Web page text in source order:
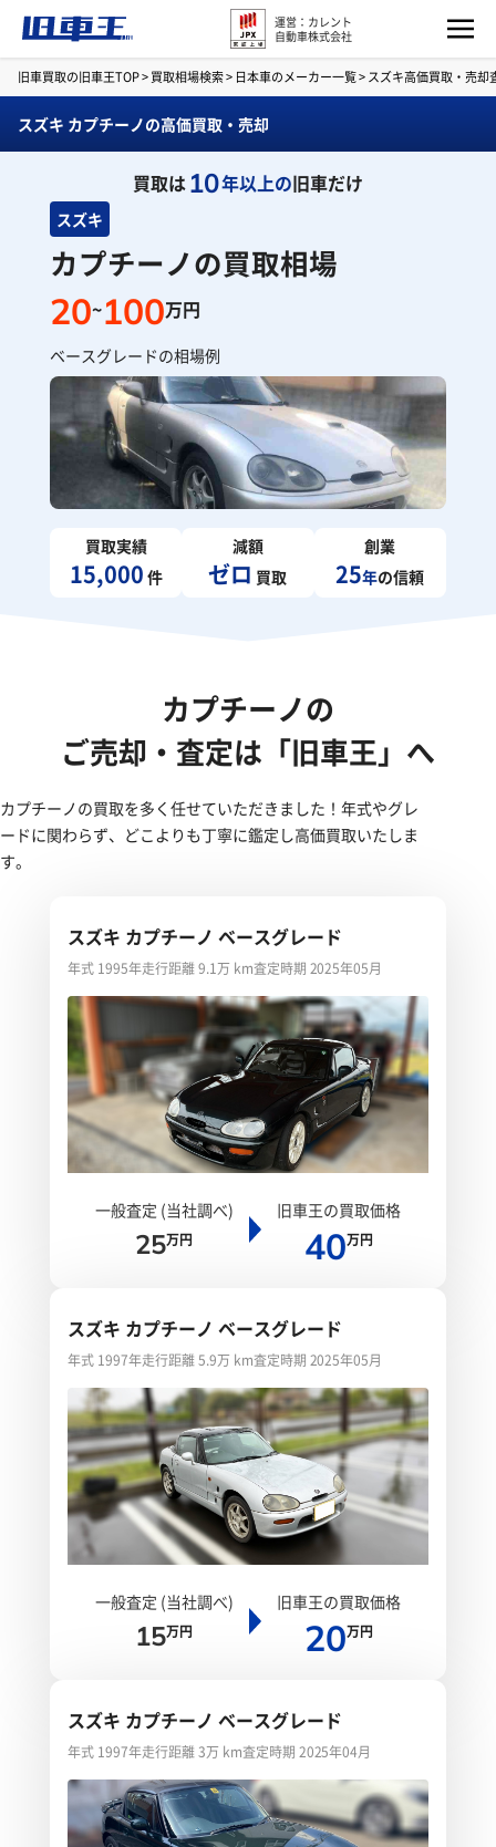
運営：カレント
自動車株式会社
旧車買取の旧車王TOP>買取相場検索> 日本車のメーカー一覧> スズキ高価買取・売却
スズキ カプチーノの高価買取・売却
買取は10年以上の旧車だけ
スズキ
カプチーノの買取相場
20~100万円
ベースグレードの相場例
買取実績
15,000 件
減額
ゼロ 買取
創業
25年の信頼
カプチーノの
ご売却・査定は「旧車王」へ
カプチーノの買取を多く任せていただきました！年式やグレ
ードに関わらず、どこよりも丁寧に鑑定し高価買取いたしま
す。
スズキ カプチーノ ベースグレード
年式 1995年走行距離 9.1万 km査定時期 2025年05月
一般査定 (当社調べ)
25万円
旧車王の買取価格
40万円
スズキ カプチーノ ベースグレード
年式 1997年走行距離 5.9万 km査定時期 2025年05月
一般査定 (当社調べ)
15万円
旧車王の買取価格
20万円
スズキ カプチーノ ベースグレード
年式 1997年走行距離 3万 km査定時期 2025年04月